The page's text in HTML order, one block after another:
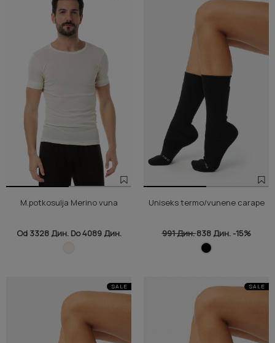
M.potkosulja Merino vuna
Od 3328 Дин. Do 4089 Дин.
Uniseks termo/vunene carape
991 Дин.838 Дин. -15%
SALE SALE